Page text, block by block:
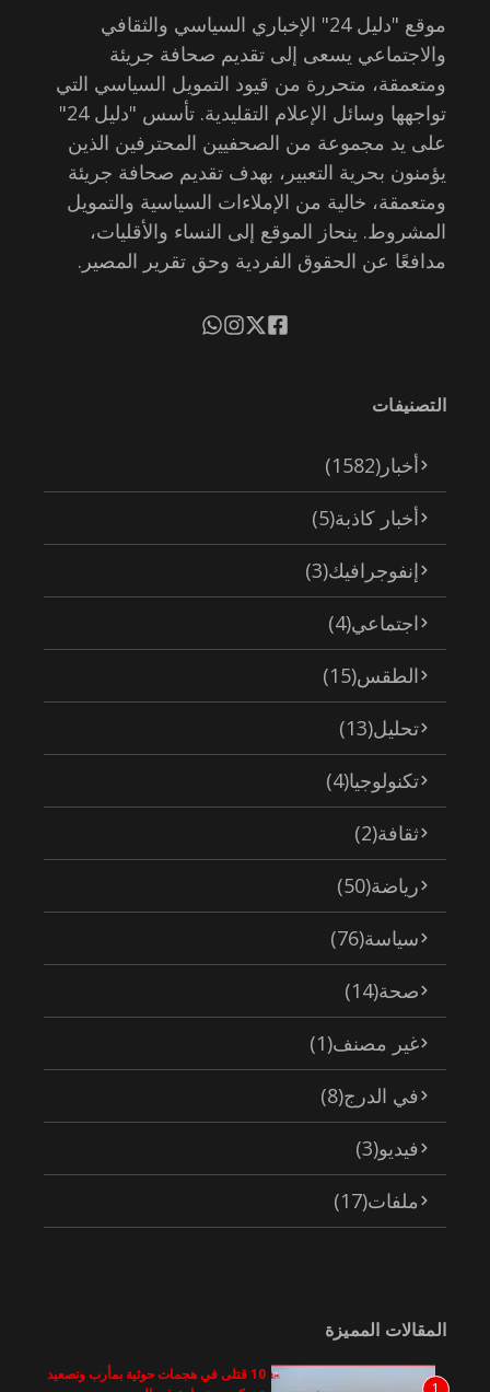
موقع "دليل 24" الإخباري السياسي والثقافي
والاجتماعي يسعى إلى تقديم صحافة جريئة
ومتعمقة، متحررة من قيود التمويل السياسي التي
تواجهها وسائل الإعلام التقليدية. تأسس "دليل 24"
على يد مجموعة من الصحفيين المحترفين الذين
يؤمنون بحرية التعبير، بهدف تقديم صحافة جريئة
ومتعمقة، خالية من الإملاءات السياسية والتمويل
المشروط. ينحاز الموقع إلى النساء والأقليات،
مدافعًا عن الحقوق الفردية وحق تقرير المصير.
التصنيفات
أخبار (1582)
أخبار كاذبة(5)
إنفوجرافيك(3)
اجتماعي(4)
الطقس(15)
تحليل(13)
تكنولوجيا(4)
ثقافة(2)
رياضة(50)
سياسة(76)
صحة(14)
غير مصنف(1)
في الدرج(8)
فيديو(3)
ملفات(17)
المقالات المميزة
1
10 قتلى في هجمات حوثية بمأرب وتصعيد